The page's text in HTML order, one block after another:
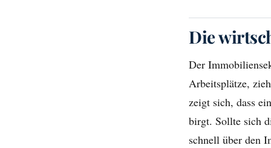
Die
Der
Arbeitsplätze,
zeigt sich, dass
birgt. Sollte sich
schnell über den